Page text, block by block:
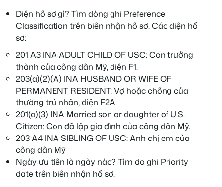
Diện hồ sơ gì? Tìm dòng ghi Preference
Classification trên biên nhận hồ sơ. Các diện hồ
sơ:
201 A3 INA ADULT CHILD OF USC: Con trưởng
thành của công dân Mỹ, diện F1.
203(a)(2)(A) INA HUSBAND OR WIFE OF
PERMANENT RESIDENT: Vợ hoặc chồng của
thường trú nhân, diện F2A
201(a)(3) INA Married son or daughter of U.S.
Citizen: Con đã lập gia đình của công dân Mỹ.
203 A4 INA SIBLING OF USC: Anh chị em của
công dân Mỹ
Ngày ưu tiên là ngày nào? Tìm do ghi Priority
datetrên biên nhận hồ sơ.